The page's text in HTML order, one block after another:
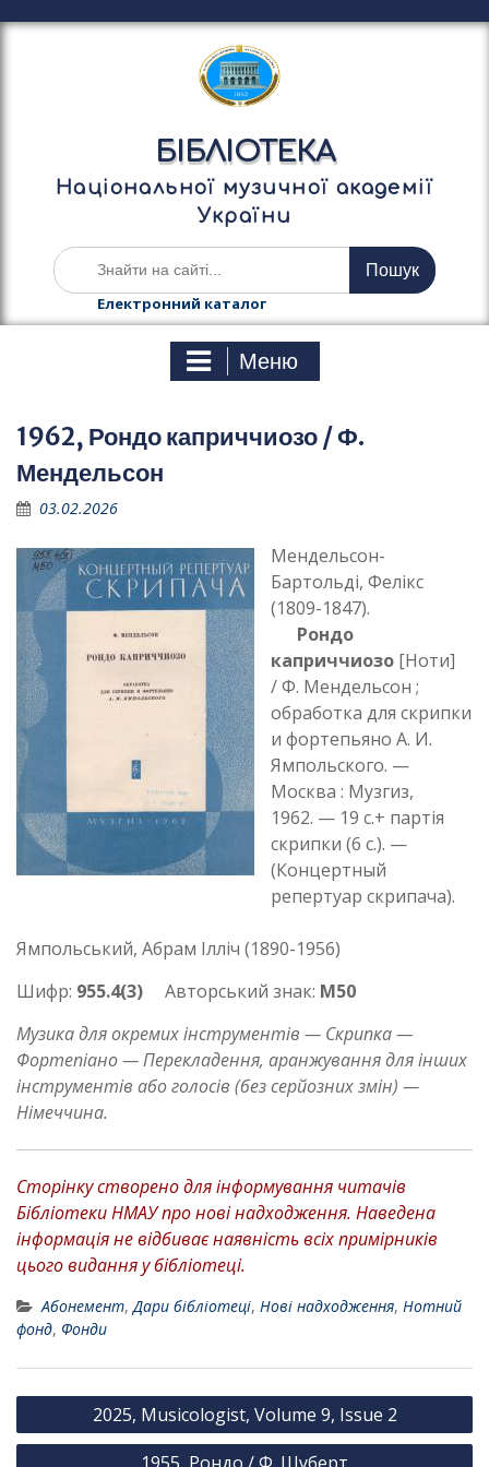
е
у
БІБЛІОТЕКА
Національної музичної академії
України
Ш
у
а
Електронний каталог
Меню
1962, Рондо каприччиозо / Ф.
Мендельсон
03.02.2026
Мендельсон-
Бартольді, Фелікс
(1809-1847).
Рондо
каприччиозо [Ноти]
/ Ф. Мендельсон ;
обработка для скрипки
и фортепьяно А. И.
Ямпольского. —
Москва : Музгиз,
1962. — 19 с.+ партія
скрипки (6 с.). —
(Концертный
репертуар скрипача).
Ямпольський, Абрам Ілліч (1890-1956)
Шифр: 955.4(3) Авторський знак: М50
Музика для окремих інструментів — Скрипка —
Фортепіано — Перекладення, аранжування для інших
інструментів або голосів (без серйозних змін) —
Німеччина.
Сторінку створено для інформування читачів
Бібліотеки НМАУ про нові надходження. Наведена
інформація не відбиває наявність всіх примірників
цього видання у бібліотеці.
Абонемент,Дари бібліотеці, Нові надходження, Нотний
фонд, Фонди
Н
а
2025, Musicologist, Volume 9, Issue 2